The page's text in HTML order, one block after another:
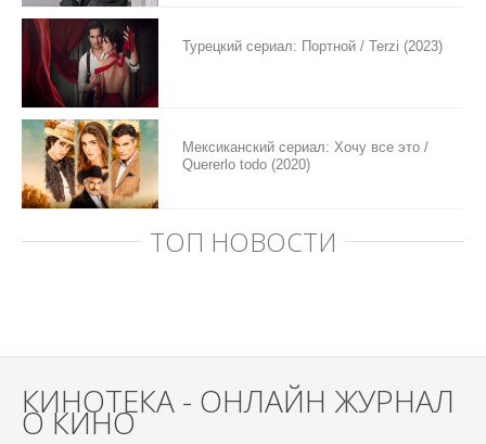
Турецкий сериал: Портной / Terzi (2023)
Мексиканский сериал: Хочу все это /
Quererlo todo (2020)
ТОП НОВОСТИ
КИНОТЕКА - ОНЛАЙН ЖУРНАЛ
О КИНО